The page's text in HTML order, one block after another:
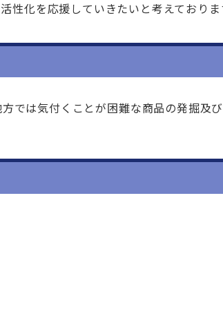
化を応援していきたいと考えておりま
では気付くことが困難な商品の発掘及